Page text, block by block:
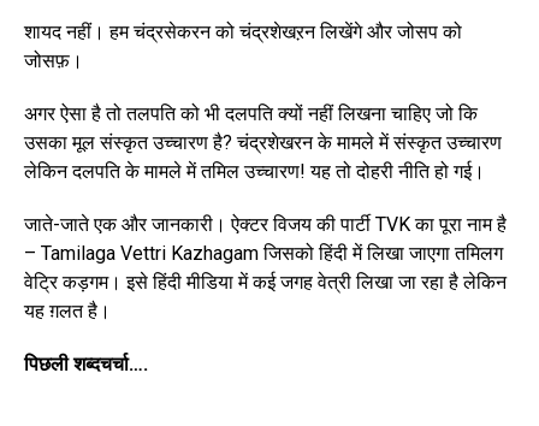
शायद नहीं। हम चंद्रसेकरन को चंद्रशेखऱन लिखेंगे और जोसप को
जोसफ़।
अगर ऐसा है तो तलपति को भी दलपति क्यों नहीं लिखना चाहिए जो कि
उसका मूल संस्कृत उच्चारण है? चंद्रशेखरन के मामले में संस्कृत उच्चारण
लेकिन दलपति के मामले में तमिल उच्चारण! यह तो दोहरी नीति हो गई।
जाते-जाते एक और जानकारी। ऐक्टर विजय की पार्टी TVK का पूरा नाम है
– Tamilaga Vettri Kazhagam जिसको हिंदी में लिखा जाएगा तमिलग
वेट्रि कड़गम। इसे हिंदी मीडिया में कई जगह वेत्री लिखा जा रहा है लेकिन
यह ग़लत है।
पिछली शब्दचर्चा….